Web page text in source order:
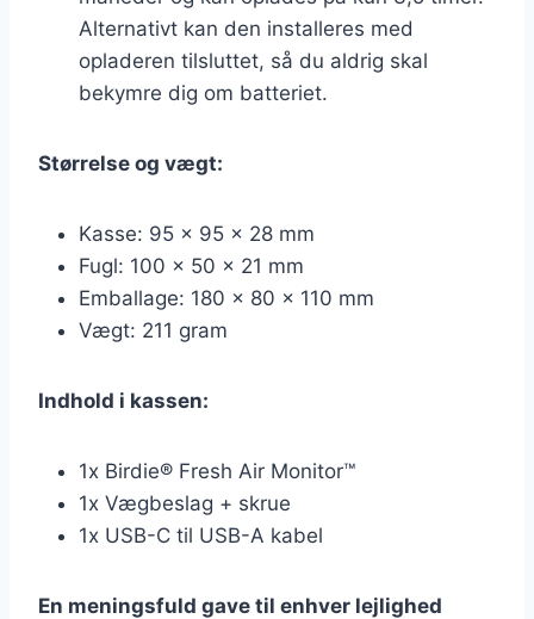
Alternativt kan den installeres med
opladeren tilsluttet, så du aldrig skal
bekymre dig om batteriet.
Størrelse og vægt:
Kasse: 95 x 95 x 28 mm
Fugl: 100 x 50 x 21 mm
Emballage: 180 x 80 x 110 mm
Vægt: 211 gram
Indhold i kassen:
1x Birdie® Fresh Air Monitor™
1x Vægbeslag + skrue
1x USB-C til USB-A kabel
En meningsfuld gave til enhver lejlighed